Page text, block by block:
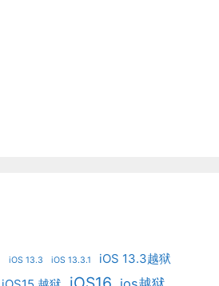
iOS 13.3 iOS 13.3.1 iOS 13.3越狱